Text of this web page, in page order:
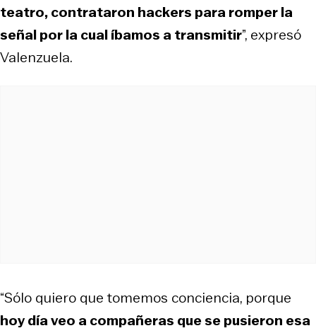
teatro, contrataron hackers para romper la
señal por la cual íbamos a transmitir”, expresó
Valenzuela.
“Sólo quiero que tomemos conciencia, porque
hoy día veo a compañeras que se pusieron esa